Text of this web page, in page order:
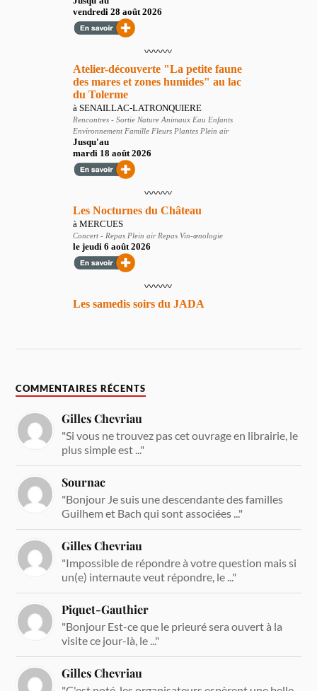
COMMENTAIRES RÉCENTS
Gilles Chevriau
"Si vous ne trouvez pas cet ouvrage en librairie, le
plus simple est ..."
Sournac
"Bonjour Je suis une descendante des familles
Guilhem et Bach qui sont associées ..."
Gilles Chevriau
"Impossible de répondre à votre question mais si
un(e) internaute veut répondre, le ..."
Piquet-Gauthier
"Bonjour Est-ce que le prieuré sera ouvert à la
visite ce jour-là, le ..."
Gilles Chevriau